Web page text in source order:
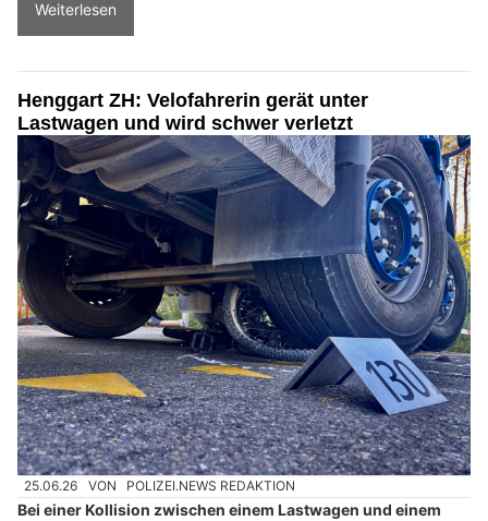
Weiterlesen
Henggart ZH: Velofahrerin gerät unter
Lastwagen und wird schwer verletzt
25.06.26 VON POLIZEI.NEWS REDAKTION
Bei einer Kollision zwischen einem Lastwagen und einem